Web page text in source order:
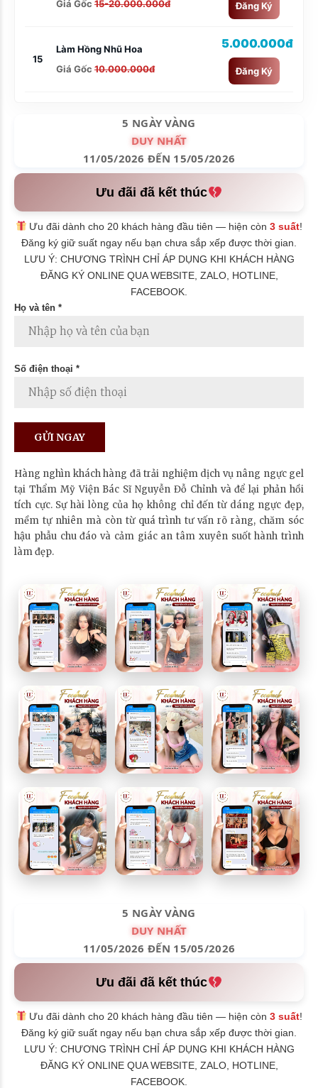
Giá Gốc 15-20.000.000đ Đăng Ký
15
Làm Hồng Nhũ Hoa
Giá Gốc 10.000.000đ
5.000.000đ
Đăng Ký
5 NGÀY VÀNG
DUY NHẤT
11/05/2026 ĐẾN 15/05/2026
Ưu đãi đã kết thúc
Ưu đãi dành cho 20 khách hàng đầu tiên — hiện còn3 suất!
Đăng ký giữ suất ngay nếu bạn chưa sắp xếp được thời gian.
LƯU Ý: CHƯƠNG TRÌNH CHỈ ÁP DỤNG KHI KHÁCH HÀNG
ĐĂNG KÝ ONLINE QUA WEBSITE, ZALO, HOTLINE,
FACEBOOK.
Họ và tên *
Số điện thoại *
Hàng nghìn khách hàng đã trải nghiệm dịch vụ nâng ngực gel
tại Thẩm Mỹ Viện Bác Sĩ Nguyễn Đỗ Chỉnh và để lại phản hồi
tích cực. Sự hài lòng của họ không chỉ đến từ dáng ngực đẹp,
mềm tự nhiên mà còn từ quá trình tư vấn rõ ràng, chăm sóc
hậu phẫu chu đáo và cảm giác an tâm xuyên suốt hành trình
làm đẹp.
5 NGÀY VÀNG
DUY NHẤT
11/05/2026 ĐẾN 15/05/2026
Ưu đãi đã kết thúc
Ưu đãi dành cho 20 khách hàng đầu tiên — hiện còn3 suất!
Đăng ký giữ suất ngay nếu bạn chưa sắp xếp được thời gian.
LƯU Ý: CHƯƠNG TRÌNH CHỈ ÁP DỤNG KHI KHÁCH HÀNG
ĐĂNG KÝ ONLINE QUA WEBSITE, ZALO, HOTLINE,
FACEBOOK.